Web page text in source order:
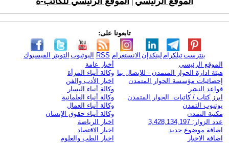
تابعونا على:
الفيسبوك التويتر اليوتيوب RSS الانستغرام لينكدإن تيلكرامبنترست
الموقع الرئيسي
هيئة ادارة الحوار المتمدن - للإتصال بنا
إحصائيات مؤسسة الحوار المتمدن
قواعد النشر
ابرز كتاب / كاتبات الحوار المتمدن
يوتيوب التمدن
مكتبة التمدن
عدد الزوار: 3,428,134,197
اضافة موضوع جديد
اضافة الاخبار
أخبار عامة
وكالة أنباء المرأة
اخبار الأدب والفن
وكالة أنباء اليسار
وكالة أنباء العلمانية
وكالة أنباء العمال
وكالة أنباء حقوق الإنسان
اخبار الرياضة
اخبار الاقتصاد
اخبار الطب والعلوم